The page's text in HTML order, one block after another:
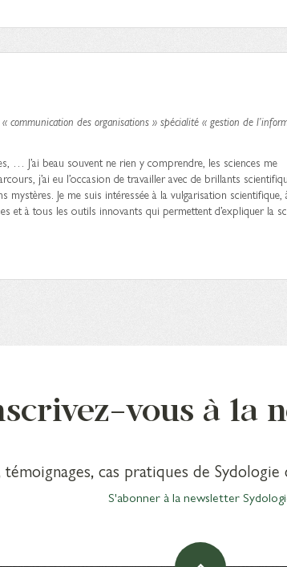
communication des organisations » spécialité « gestion de
… J’ai beau souvent ne rien y comprendre, les sciences me
j’ai eu l’occasion de travailler avec de brillants
mystères. Je me suis intéressée à la vulgarisation scientifique,
et à tous les outils innovants qui permettent d’expliquer la
vous à la
cas pratiques de
S'abonner à la newsletter